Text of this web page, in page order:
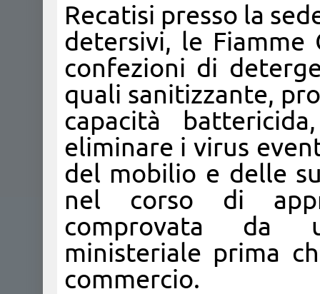
Recatisi presso la
detersivi, le
confezioni di
quali sanitizzante,
capacità
eliminare i virus
del mobilio e delle
nel corso di
comprovata da
ministeriale prima
commercio.